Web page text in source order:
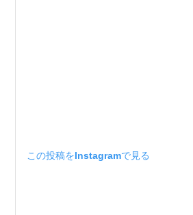
この投稿をInstagramで見る